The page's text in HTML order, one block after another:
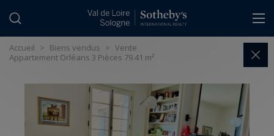
Accueil > Biens vendus > Vente
Appartement Orléans 3 Pièces 79.41 m²